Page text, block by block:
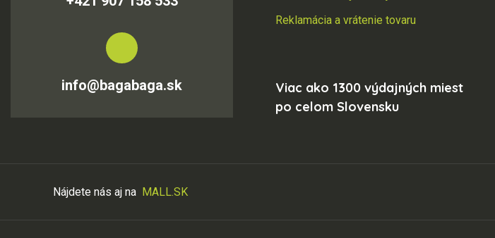
info@bagabaga.sk
Reklamácia a vrátenie tovaru
Viac ako 1300 výdajných miest
po celom Slovensku
Nájdete nás aj na MALL.SK